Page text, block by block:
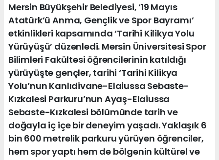
Mersin Büyükşehir Belediyesi, ‘19 Mayıs
Atatürk’ü Anma, Gençlik ve Spor Bayramı’
etkinlikleri kapsamında ‘Tarihi Kilikya Yolu
Yürüyüşü’ düzenledi. Mersin Üniversitesi Spor
Bilimleri Fakültesi öğrencilerinin katıldığı
yürüyüşte gençler, tarihi ‘Tarihi Kilikya
Yolu’nun Kanlıdivane-Elaiussa Sebaste-
Kızkalesi Parkuru’nun Ayaş-Elaiussa
Sebaste-Kızkalesi bölümünde tarih ve
doğayla iç içe bir deneyim yaşadı. Yaklaşık 6
bin 600 metrelik parkuru yürüyen öğrenciler,
hem spor yaptı hem de bölgenin kültürel ve